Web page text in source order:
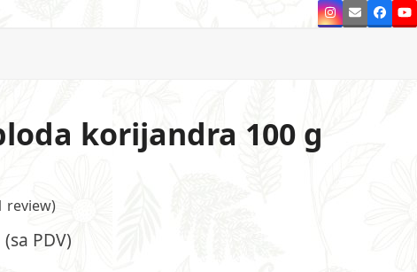
Instagram
Email
korijandra 100 g
review)
(sa PDV)